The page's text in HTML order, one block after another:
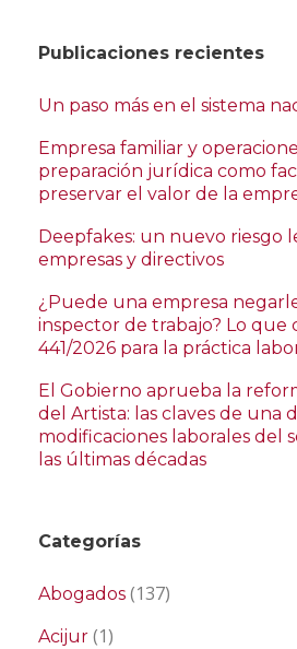
Publicaciones recientes
Un paso más en el sistema
Empresa familiar y
preparación jurídica como
preservar el valor de la
Deepfakes: un nuevo riesgo
empresas y directivos
¿Puede una empresa
inspector de trabajo? Lo que
441/2026 para la práctica
El Gobierno aprueba la
del Artista: las claves de una
modificaciones laborales del
las últimas décadas
Categorías
Abogados (137)
Acijur (1)